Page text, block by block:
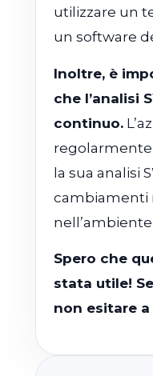
utilizzare un
un software
Inoltre, è
che l’analisi
continuo.
la sua analisi
cambiamenti
Spero che
stata utile!
non esitare